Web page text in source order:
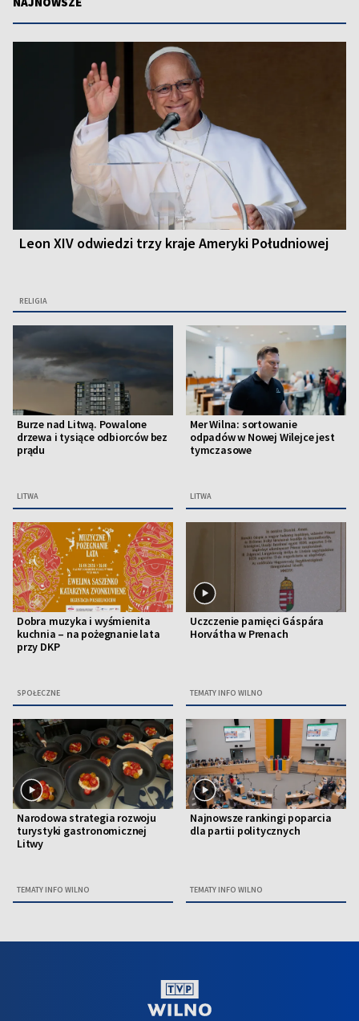
Leon XIV odwiedzi trzy kraje Ameryki Południowej
RELIGIA
Burze nad Litwą. Powalone
drzewa i tysiące odbiorców bez
prądu
LITWA
Mer Wilna: sortowanie
odpadów w Nowej Wilejce jest
tymczasowe
LITWA
Dobra muzyka i wyśmienita
kuchnia – na pożegnanie lata
przy DKP
SPOŁECZNE
Uczczenie pamięci Gáspára
Horvátha w Prenach
TEMATY INFO WILNO
Narodowa strategia rozwoju
turystyki gastronomicznej
Litwy
TEMATY INFO WILNO
Najnowsze rankingi poparcia
dla partii politycznych
TEMATY INFO WILNO